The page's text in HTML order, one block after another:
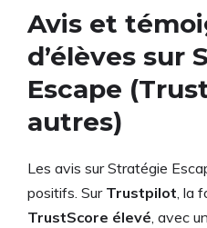
Avis et
d’élèves sur
Escape
autres)
Les avis sur Stratégie
positifs. Sur Trustpilot , la
TrustScore élevé , avec